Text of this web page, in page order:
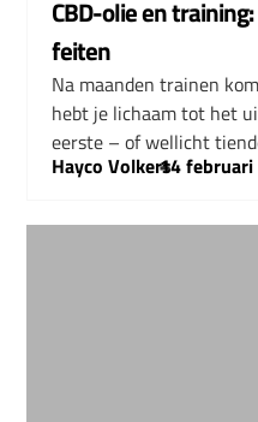
CBD-olie en
feiten
Na maanden trainen
hebt je lichaam tot het
eerste – of wellicht
Hayco Volkers
–
14